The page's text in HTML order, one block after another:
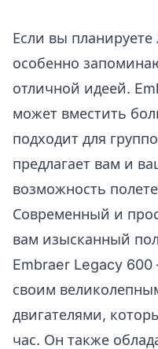
Если вы планируете
особенно
отличной идеей.
может вместить
подходит для
предлагает вам и
возможность
Современный и
вам изысканный
Embraer Legacy
своим
двигателями,
час. Он также